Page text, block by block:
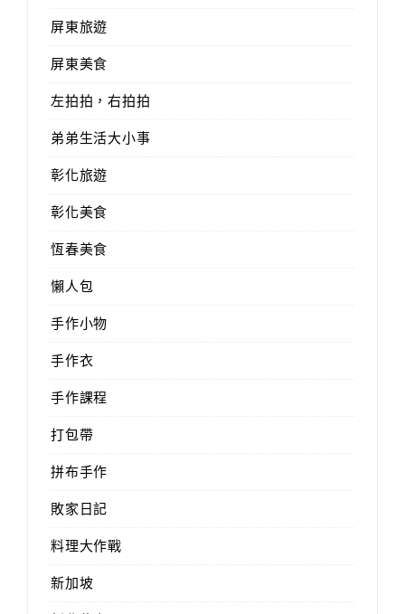
屏東旅遊
屏東美食
左拍拍，右拍拍
弟弟生活大小事
彰化旅遊
彰化美食
恆春美食
懶人包
手作小物
手作衣
手作課程
打包帶
拼布手作
敗家日記
料理大作戰
新加坡